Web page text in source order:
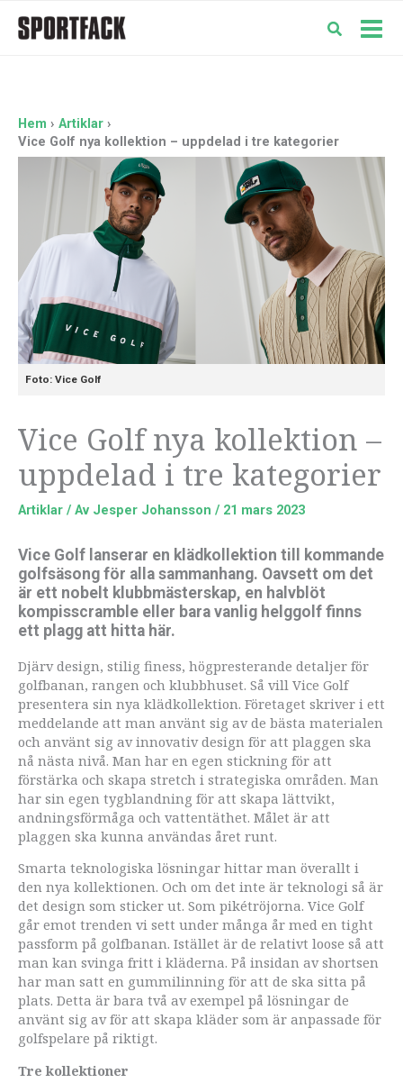
Hem
Artiklar
Vice Golf nya kollektion – uppdelad i tre kategorier
Foto: Vice Golf
Vice Golf nya kollektion –
uppdelad i tre kategorier
Artiklar / Av Jesper Johansson / 21 mars 2023
Vice Golf lanserar en klädkollektion till kommande
golfsäsong för alla sammanhang. Oavsett om det
är ett nobelt klubbmästerskap, en halvblöt
kompisscramble eller bara vanlig helggolf finns
ett plagg att hitta här.
Djärv design, stilig finess, högpresterande detaljer för
golfbanan, rangen och klubbhuset. Så vill Vice Golf
presentera sin nya klädkollektion. Företaget skriver i ett
meddelande att man använt sig av de bästa materialen
och använt sig av innovativ design för att plaggen ska
nå nästa nivå. Man har en egen stickning för att
förstärka och skapa stretch i strategiska områden. Man
har sin egen tygblandning för att skapa lättvikt,
andningsförmåga och vattentäthet. Målet är att
plaggen ska kunna användas året runt.
Smarta teknologiska lösningar hittar man överallt i
den nya kollektionen. Och om det inte är teknologi så är
det design som sticker ut. Som pikétröjorna. Vice Golf
går emot trenden vi sett under många år med en tight
passform på golfbanan. Istället är de relativt loose så att
man kan svinga fritt i kläderna. På insidan av shortsen
har man satt en gummilinning för att de ska sitta på
plats. Detta är bara två av exempel på lösningar de
använt sig av för att skapa kläder som är anpassade för
golfspelare på riktigt.
Tre kollektioner